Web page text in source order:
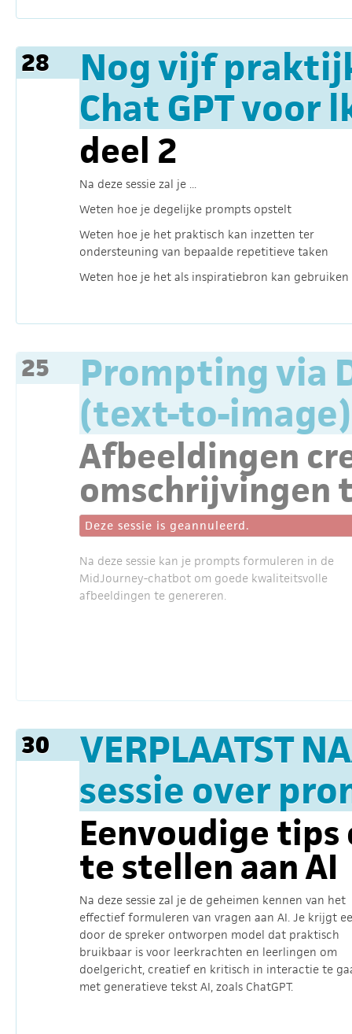
28
Nog vijf
Chat GPT voor
deel 2
Na deze sessie zal je ...
Weten hoe je degelijke prompts opstelt
Weten hoe je het praktisch kan inzetten ter
ondersteuning van bepaalde repetitieve taken
Weten hoe je het als inspiratiebron kan gebruiken
25
Prompting via
(text-to-image)
Afbeeldingen
omschrijvingen
Deze sessie is geannuleerd.
Na deze sessie kan je prompts formuleren in de
MidJourney-chatbot om goede kwaliteitsvolle
afbeeldingen te genereren.
30
VERPLAATST
sessie over
Eenvoudige
te stellen aan AI
Na deze sessie zal je de geheimen kennen van het
effectief formuleren van vragen aan AI. Je krijgt
door de spreker ontworpen model dat praktisch
bruikbaar is voor leerkrachten en leerlingen om
doelgericht, creatief en kritisch in interactie te
met generatieve tekst AI, zoals ChatGPT.